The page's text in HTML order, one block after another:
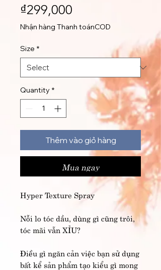
₫299,000
Nhận hàng Thanh toánCOD
Size *
Quantity *
Thêm vào giỏ hàng
Mua ngay
Hyper Texture Spray
Nỗi lo tóc dầu, dùng gì cũng trôi,
tóc mãi vẫn XỈU?
Điều gì ngăn cản việc bạn sử dụng
bất kể sản phẩm tạo kiểu gì mong